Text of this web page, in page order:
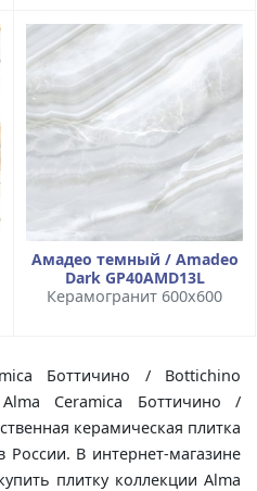
Амадео темный / Amadeo
Dark GP40AMD13L
Керамогранит 600x600
Боттичино / Bottichino
Ceramica Боттичино /
керамическая плитка
В интернет-магазине
плитку коллекции Alma